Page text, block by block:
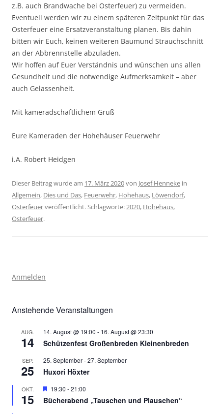
z.B. auch Brandwache bei Osterfeuer) zu vermeiden.
Eventuell werden wir zu einem späteren Zeitpunkt für das
Osterfeuer eine Ersatzveranstaltung planen. Bis dahin
bitten wir Euch, keinen weiteren Baumund Strauchschnitt
an der Abbrennstelle abzuladen.
Wir hoffen auf Euer Verständnis und wünschen uns allen
Gesundheit und die notwendige Aufmerksamkeit – aber
auch Gelassenheit.
Mit kameradschaftlichem Gruß
Eure Kameraden der Hohehäuser Feuerwehr
i.A. Robert Heidgen
Dieser Beitrag wurde am 17. März 2020von Josef Henneke in
Allgemein, Dies und Das, Feuerwehr, Hohehaus, Löwendorf,
Osterfeuerveröffentlicht. Schlagworte:2020, Hohehaus,
Osterfeuer.
Anmelden
Anstehende Veranstaltungen
AUG.
14
14. August @ 19:00 - 16. August @ 23:30
Schützenfest Großenbreden Kleinenbreden
SEP.
25
25. September-27. September
Huxori Höxter
OKT.
15
Hervorgehoben
19:30 -21:00
Bücherabend „Tauschen und Plauschen“